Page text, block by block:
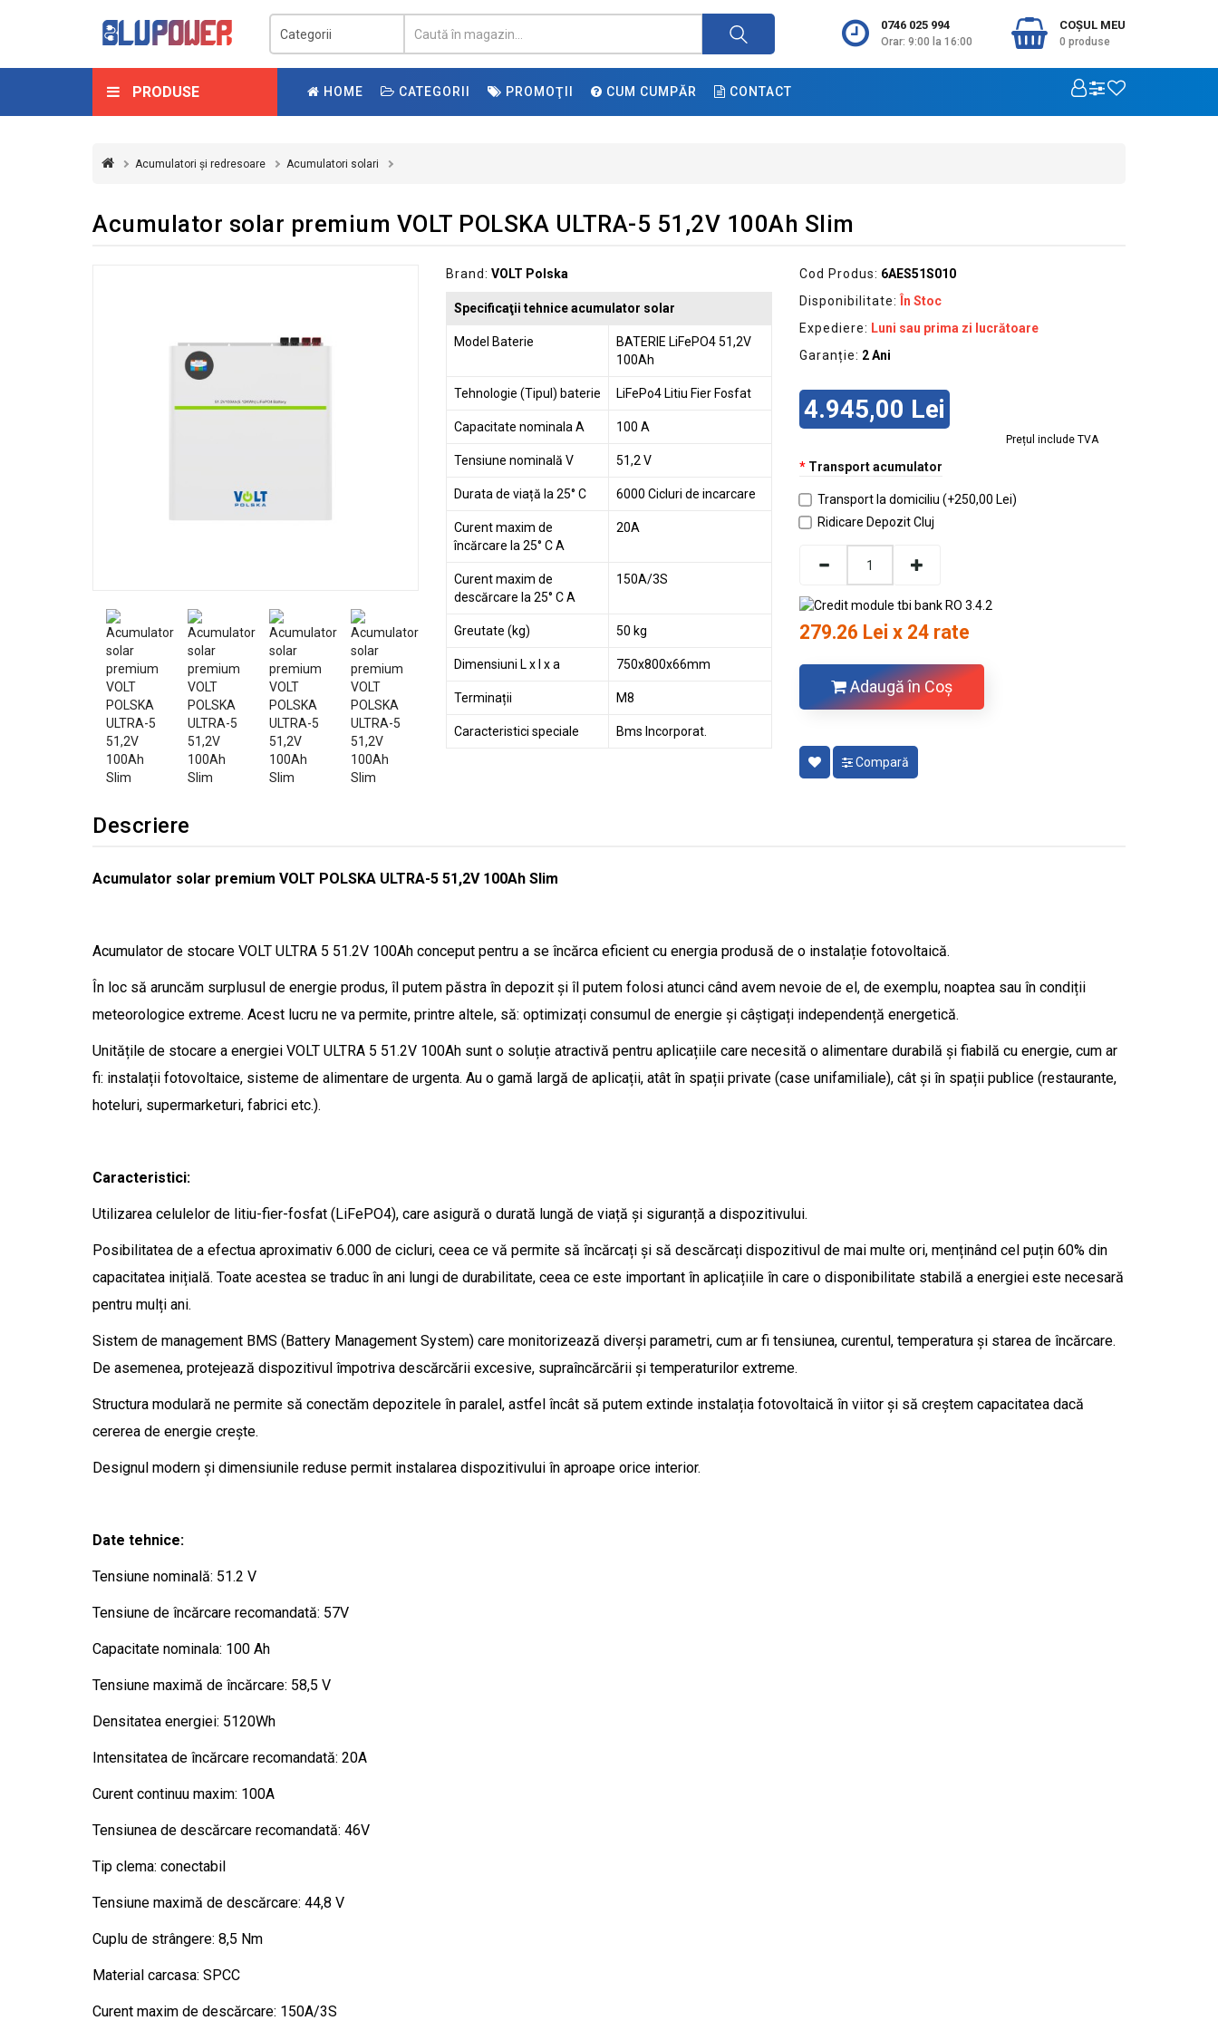
0746 025 994
Orar: 9:00 la 16:00
COŞUL MEU
0 produse
PRODUSE HOME CATEGORII PROMOŢII CUM CUMPĂR CONTACT
Acumulatori și redresoare Acumulatori solari
Acumulator solar premium VOLT POLSKA ULTRA-5 51,2V 100Ah Slim
Brand: VOLT Polska
Specificaţii tehnice acumulator solar
Model Baterie
BATERIE LiFePO4 51,2V
100Ah
Tehnologie (Tipul) baterie LiFePo4 Litiu Fier Fosfat
Capacitate nominala A 100 A
Tensiune nominală V 51,2 V
Durata de viață la 25° C 6000 Cicluri de incarcare
Curent maxim de
încărcare la 25° C A
20A
Curent maxim de
descărcare la 25° C A
150A/3S
Greutate (kg) 50 kg
Dimensiuni L x l x a 750x800x66mm
Terminații M8
Caracteristici speciale Bms Incorporat.
Cod Produs: 6AES51S010
Disponibilitate:
În Stoc
Expediere: Luni sau prima zi lucrătoare
Garanție: 2 Ani
4.945,00 Lei
Prețul include TVA
Transport acumulator
Transport la domiciliu (+250,00 Lei)
Ridicare Depozit Cluj
279.26 Lei x 24 rate
Adaugă în Coş
Compară
Descriere
Acumulator solar premium VOLT POLSKA ULTRA-5 51,2V 100Ah Slim
Acumulator de stocare VOLT ULTRA 5 51.2V 100Ah conceput pentru a se încărca eficient cu energia produsă de o instalație fotovoltaică.
În loc să aruncăm surplusul de energie produs, îl putem păstra în depozit și îl putem folosi atunci când avem nevoie de el, de exemplu, noaptea sau în condiții
meteorologice extreme. Acest lucru ne va permite, printre altele, să: optimizați consumul de energie și câștigați independență energetică.
Unitățile de stocare a energiei VOLT ULTRA 5 51.2V 100Ah sunt o soluție atractivă pentru aplicațiile care necesită o alimentare durabilă și fiabilă cu energie, cum ar
fi: instalații fotovoltaice, sisteme de alimentare de urgenta. Au o gamă largă de aplicații, atât în ​​spații private (case unifamiliale), cât și în spații publice (restaurante,
hoteluri, supermarketuri, fabrici etc.).
Caracteristici:
Utilizarea celulelor de litiu-fier-fosfat (LiFePO4), care asigură o durată lungă de viață și siguranță a dispozitivului.
Posibilitatea de a efectua aproximativ 6.000 de cicluri, ceea ce vă permite să încărcați și să descărcați dispozitivul de mai multe ori, menținând cel puțin 60% din
capacitatea inițială. Toate acestea se traduc în ani lungi de durabilitate, ceea ce este important în aplicațiile în care o disponibilitate stabilă a energiei este necesară
pentru mulți ani.
Sistem de management BMS (Battery Management System) care monitorizează diverși parametri, cum ar fi tensiunea, curentul, temperatura și starea de încărcare.
De asemenea, protejează dispozitivul împotriva descărcării excesive, supraîncărcării și temperaturilor extreme.
Structura modulară ne permite să conectăm depozitele în paralel, astfel încât să putem extinde instalația fotovoltaică în viitor și să creștem capacitatea dacă
cererea de energie crește.
Designul modern și dimensiunile reduse permit instalarea dispozitivului în aproape orice interior.
Date tehnice:
Tensiune nominală: 51.2 V
Tensiune de încărcare recomandată: 57V
Capacitate nominala: 100 Ah
Tensiune maximă de încărcare: 58,5 V
Densitatea energiei: 5120Wh
Intensitatea de încărcare recomandată: 20A
Curent continuu maxim: 100A
Tensiunea de descărcare recomandată: 46V
Tip clema: conectabil
Tensiune maximă de descărcare: 44,8 V
Cuplu de strângere: 8,5 Nm
Material carcasa: SPCC
Curent maxim de descărcare: 150A/3S